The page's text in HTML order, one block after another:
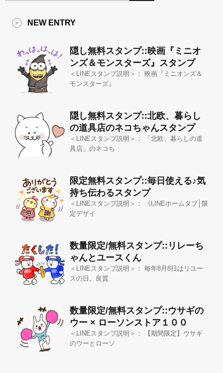
NEW ENTRY
隠し無料スタンプ::映画『ミニオ
ンズ＆モンスターズ』スタンプ
＜LINEスタンプ説明＞： 映画『ミニオンズ＆
モンスターズ』
隠し無料スタンプ::北欧、暮らし
の道具店のネコちゃんスタンプ
＜LINEスタンプ説明＞： 「北欧、暮らしの道
具店」のネコち
限定無料スタンプ::毎日使える♪気
持ち伝わるスタンプ
＜LINEスタンプ説明＞： 《LINEホームタブ│限
定デザイ
数量限定/無料スタンプ::リレーち
ゃんとユースくん
＜LINEスタンプ説明＞： 毎年8月8日はリユー
スの日。良質
数量限定/無料スタンプ::ウサギの
ウー × ローソンストア１００
＜LINEスタンプ説明＞： 【期間限定】ウサギ
のウーとローソ